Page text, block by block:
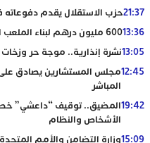
21:37حزب الاستقلال يقدم
13:36600 مليون درهم لبناء الملعب الكبير بمكناس
13:05نشرة إنذارية.. موجة حر
12:45مجلس المستشارين يصادق
المباشر
19:42المضيق.. توقيف “داعشي”
الأشخاص والنظام
15:09وزارة التضامن والأمم